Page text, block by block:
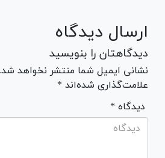
ارسال دیدگاه
دیدگاهتان را بنویسید
نشانی ایمیل شما منتشر نخواهد
علامت‌گذاری شده‌اند *
* دیدگاه